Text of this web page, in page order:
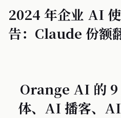
2024 年企业 AI
告：Claude 份额
Orange AI 的 9
体、AI 播客、